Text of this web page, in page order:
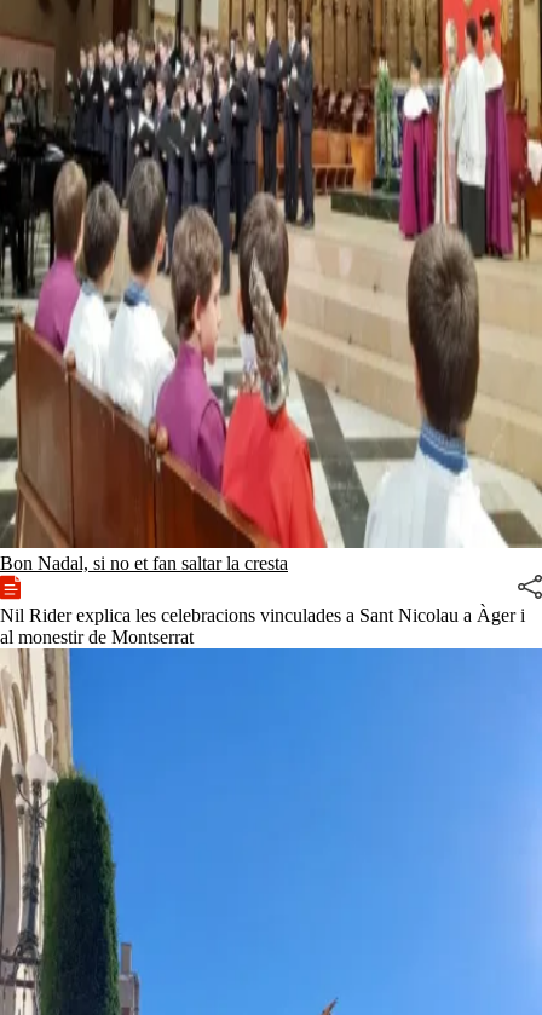
Bon Nadal, si no et fan saltar la cresta
Nil Rider explica les celebracions vinculades a Sant Nicolau a Àger i
al monestir de Montserrat